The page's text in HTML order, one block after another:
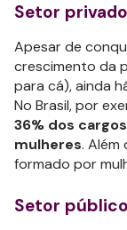
Setor privado
Apesar de
crescimento da
para cá), ainda
No Brasil, por
36% dos
mulheres. Além
formado por
Setor público